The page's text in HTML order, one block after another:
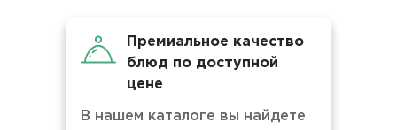
Премиальное качество
блюд по доступной
цене
В нашем каталоге вы найдете